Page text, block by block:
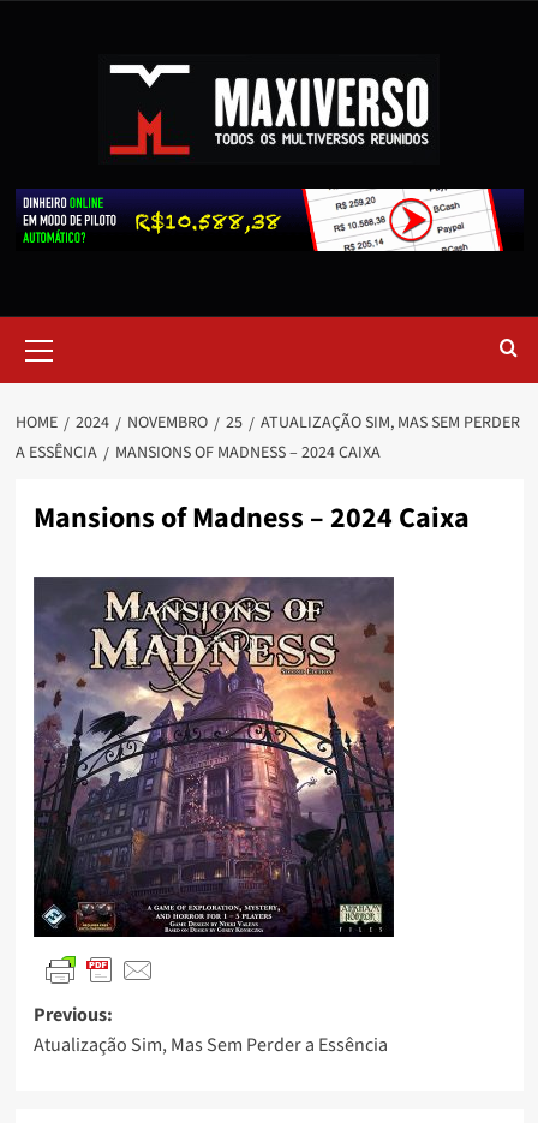
HOME 2024 NOVEMBRO 25
ATUALIZAÇÃO SIM, MAS SEM PERDER
A ESSÊNCIA
MANSIONS OF MADNESS – 2024 CAIXA
Mansions of Madness – 2024 Caixa
Previous:
Atualização Sim, Mas Sem Perder a Essência